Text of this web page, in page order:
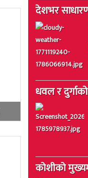
देशभर
धवल र
कोशीको